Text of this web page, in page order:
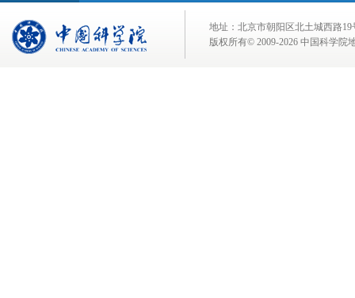
地址：北京市朝阳区北土城西路
版权所有© 2009-2026 中国科学院